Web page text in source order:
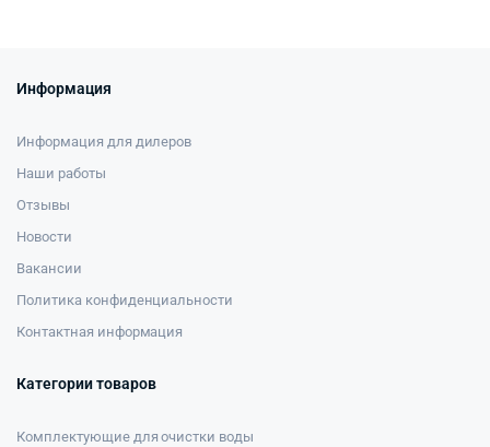
Информация
Информация для дилеров
Наши работы
Отзывы
Новости
Вакансии
Политика конфиденциальности
Контактная информация
Категории товаров
Комплектующие для очистки воды